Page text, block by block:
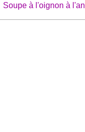
Soupe à l'oignon à